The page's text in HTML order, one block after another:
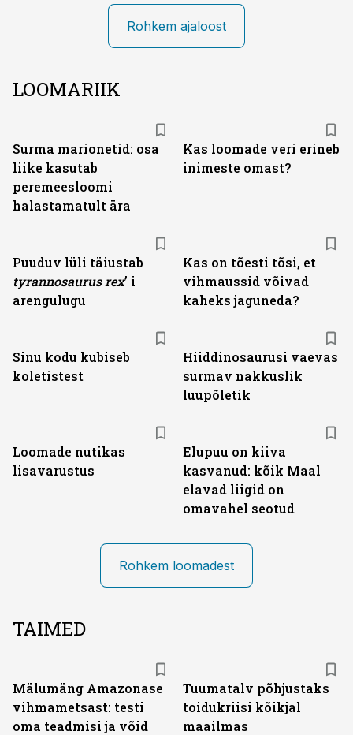
Rohkem ajaloost
LOOMARIIK
Surma marionetid: osa
liike kasutab
peremeesloomi
halastamatult ära
Kas loomade veri erineb
inimeste omast?
Puuduv lüli täiustab
tyranno­saurus rex’ i
arengulugu
Kas on tõesti tõsi, et
vihmaussid võivad
kaheks jaguneda?
Sinu kodu kubiseb
koletistest
Hiiddinosaurusi vaevas
surmav nakkuslik
luupõletik
Loomade nutikas
lisavarustus
Elupuu on kiiva
kasvanud: kõik Maal
elavad liigid on
omavahel seotud
Rohkem loomadest
TAIMED
Mälumäng Amazonase
vihmametsast: testi
oma teadmisi ja võid
Tuumatalv põhjustaks
toidukriisi kõikjal
maailmas